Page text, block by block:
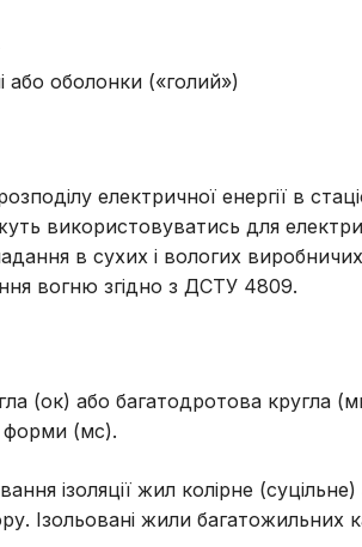
або оболонки («голий»)
електричної енергії в
використовуватись для
в сухих і вологих
вогню згідно з ДСТУ 4809.
(ок) або багатодротова кругла
форми (мс).
ізоляції жил колірне
Ізольовані жили багатожильних